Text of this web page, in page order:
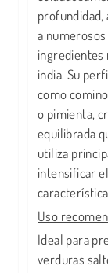
a
ingredientes
india. Su
como
o pimienta,
equilibrada
utiliza
intensificar
Uso
Ideal para
verduras